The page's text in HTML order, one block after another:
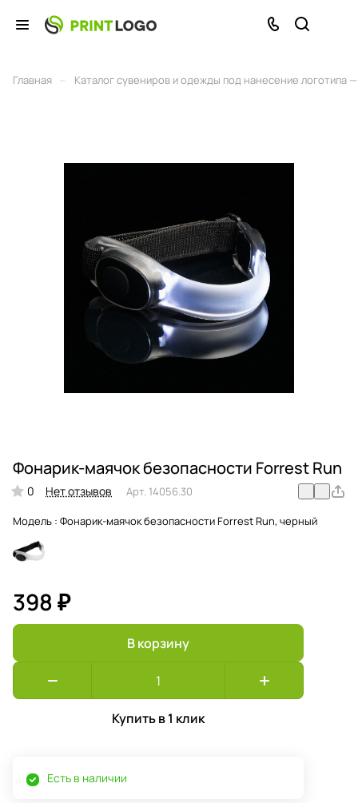
Главная Каталог сувениров и одежды под нанесение логотипа
Фонарик-маячок безопасности Forrest Run
0 Нет отзывов Арт. 14056.30
Модель : Фонарик-маячок безопасности Forrest Run, черный
398 ₽
В корзину
Купить в 1 клик
Есть в наличии